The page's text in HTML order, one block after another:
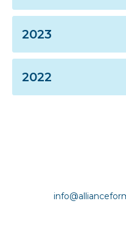
2023
2022